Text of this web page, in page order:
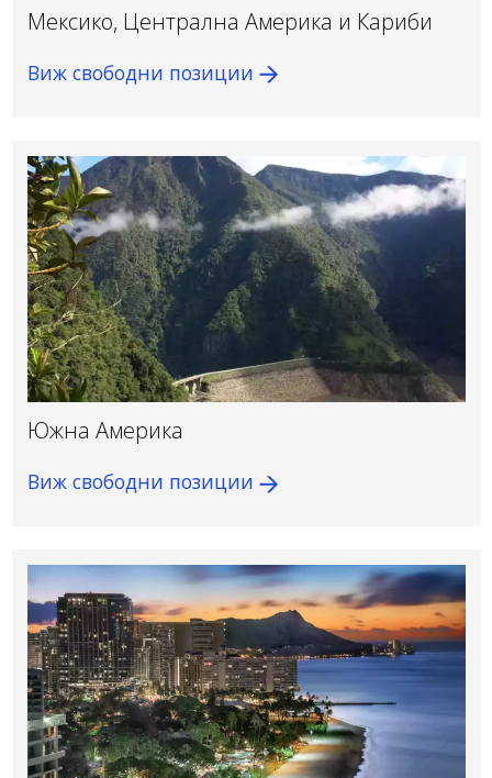
Мексико, Централна Америка и Кариби
Виж свободни позиции
Южна Америка
Виж свободни позиции